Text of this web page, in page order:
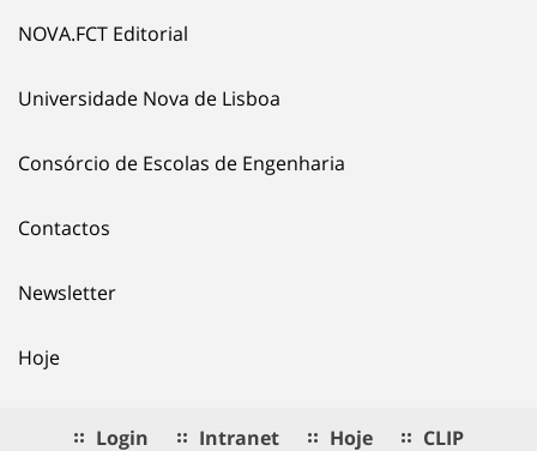
NOVA.FCT Editorial
Universidade Nova de Lisboa
Consórcio de Escolas de Engenharia
Contactos
Newsletter
Hoje
Login Intranet Hoje CLIP